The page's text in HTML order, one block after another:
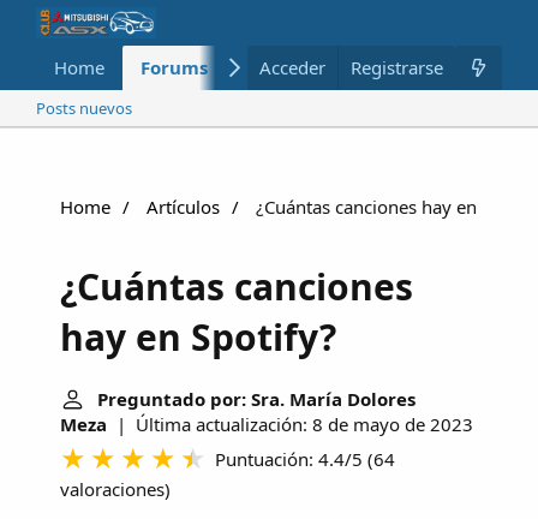
Home Forums Nuevo Miembros
Acceder Registrarse
Posts nuevos
Home Artículos ¿Cuántas canciones hay en
¿Cuántas canciones
hay en Spotify?
Preguntado por: Sra. María Dolores
Meza | Última actualización: 8 de mayo de 2023
Puntuación: 4.4/5 (64
valoraciones)